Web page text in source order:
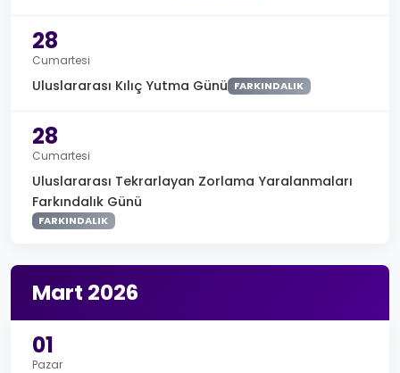
28
Cumartesi
Uluslararası Kılıç Yutma Günü FARKINDALIK
28
Cumartesi
Uluslararası Tekrarlayan Zorlama Yaralanmaları
Farkındalık Günü
FARKINDALIK
Mart 2026
01
Pazar